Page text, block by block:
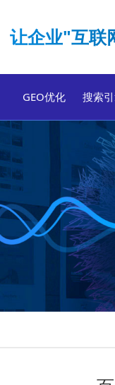
让企业"互联
GEO优化 搜索